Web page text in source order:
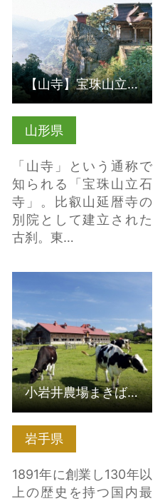
山形県
「山寺」という通称で
知られる「宝珠山立石
寺」。比叡山延暦寺の
別院として建立された
古刹。東…
【山寺】宝珠山立石寺
岩手県
1891年に創業し130年以
上の歴史を持つ国内最
詳細はこちら
小岩井農場まきば園